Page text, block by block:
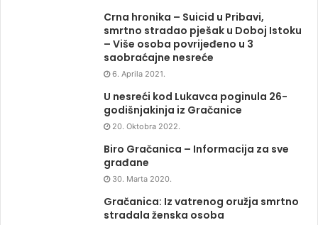
Crna hronika – Suicid u Pribavi,
smrtno stradao pješak u Doboj Istoku
– Više osoba povrijeđeno u 3
saobraćajne nesreće
6. Aprila 2021.
U nesreći kod Lukavca poginula 26-
godišnjakinja iz Gračanice
20. Oktobra 2022.
Biro Gračanica – Informacija za sve
građane
30. Marta 2020.
Gračanica: Iz vatrenog oružja smrtno
stradala ženska osoba